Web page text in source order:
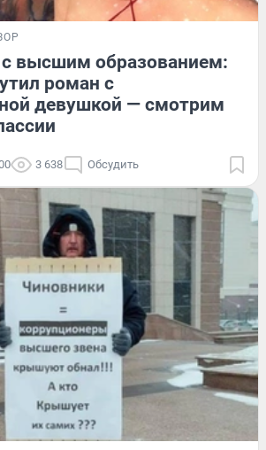
высшим образованием:
роман с
девушкой — смотрим
3 638 Обсудить